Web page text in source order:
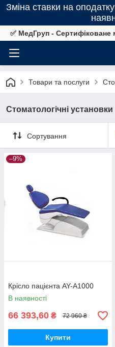
Зміна ставки на
✅ МедГруп - Сертифіковане
Товари та послуги
Стоматологічні установки
Сортування
–9%
Крісло пацієнта AY-A1000
В наявності
66 393,60 ₴ 72 960 ₴
Купити